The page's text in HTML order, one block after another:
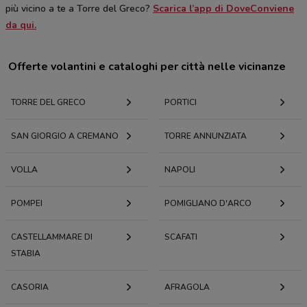
più vicino a te a Torre del Greco? Scarica l’app di DoveConviene
da qui.
Offerte volantini e cataloghi per città nelle vicinanze
TORRE DEL GRECO PORTICI
SAN GIORGIO A CREMANO TORRE ANNUNZIATA
VOLLA NAPOLI
POMPEI POMIGLIANO D'ARCO
CASTELLAMMARE DI
STABIA
SCAFATI
CASORIA AFRAGOLA